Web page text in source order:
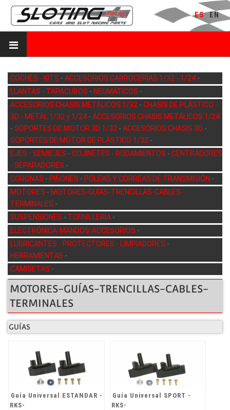
ES EN
COCHES - KITS - ACCESORIOS CARROCERÍAS 1/32 - 1/24 -
LLANTAS - TAPACUBOS - NEUMÁTICOS -
ACCESORIOS CHASIS METÁLICOS 1/32 - CHASIS DE PLÁSTICO -
3D - METAL 1/32 y 1/24 - ACCESORIOS CHASIS METÁLICOS 1/24
- SOPORTES DE MOTOR 3D 1/32 - ACCESORIOS CHASIS 3D -
SOPORTES DE MOTOR DE PLÁSTICO 1/32 -
EJES - SEMIEJES - COJINETES - RODAMIENTOS - CENTRADORES
- SEPARADORES -
CORONAS - PIÑONES - POLEAS Y CORREAS DE TRANSMISIÓN -
MOTORES - MOTORES-GUÍAS-TRENCILLAS-CABLES-
TERMINALES -
SUSPENSIONES - TORNILLERÍA -
ELECTRÓNICA-MANDOS-ACCESORIOS -
LUBRICANTES - PROTECTORES - LIMPIADORES -
HERRAMIENTAS -
CAMISETAS -
MOTORES-GUÍAS-TRENCILLAS-CABLES-
TERMINALES
GUÍAS
Guía Universal ESTANDAR -
RKS-
Guía Universal SPORT -
RKS-